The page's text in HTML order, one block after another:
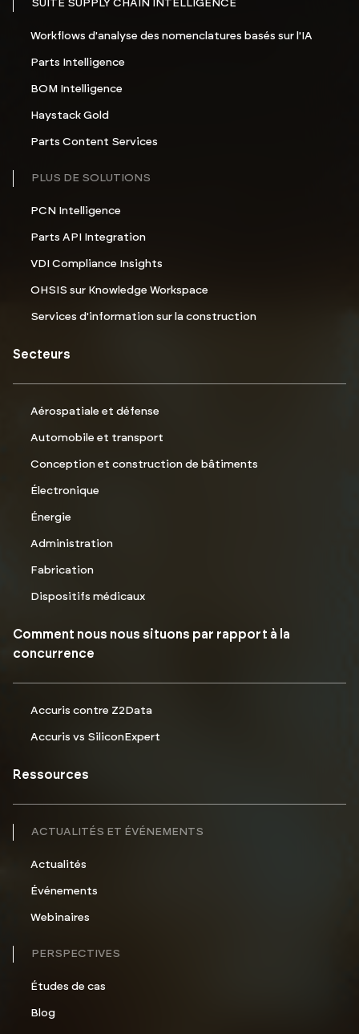
SUITE SUPPLY CHAIN INTELLIGENCE
Workflows d'analyse des nomenclatures basés sur l'IA
Parts Intelligence
BOM Intelligence
Haystack Gold
Parts Content Services
PLUS DE SOLUTIONS
PCN Intelligence
Parts API Integration
VDI Compliance Insights
OHSIS sur Knowledge Workspace
Services d'information sur la construction
Secteurs
Aérospatiale et défense
Automobile et transport
Conception et construction de bâtiments
Électronique
Énergie
Administration
Fabrication
Dispositifs médicaux
Comment nous nous situons par rapport à la
concurrence
Accuris contre Z2Data
Accuris vs SiliconExpert
Ressources
ACTUALITÉS ET ÉVÉNEMENTS
Actualités
Événements
Webinaires
PERSPECTIVES
Études de cas
Blog